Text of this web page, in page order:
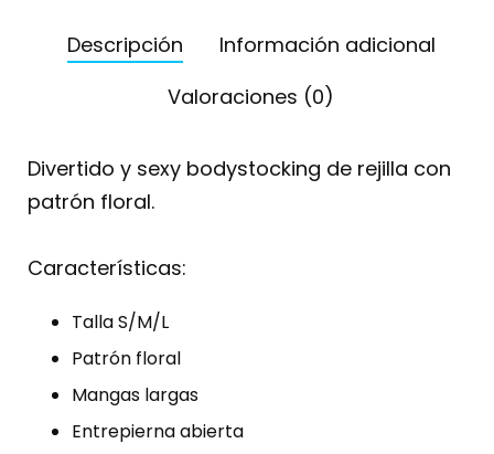
Descripción
Información adicional
Valoraciones (0)
Divertido y sexy bodystocking de rejilla con
patrón floral.
Características:
Talla S/M/L
Patrón floral
Mangas largas
Entrepierna abierta